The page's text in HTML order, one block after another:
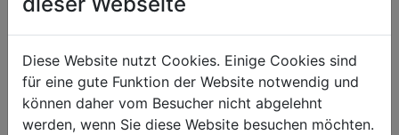
AUFNAHMEDORN - RED.HÜLSEN
Diese Website nutzt Cookies. Einige Cookies sind
für eine gute Funktion der Website notwendig und
können daher vom Besucher nicht abgelehnt
werden, wenn Sie diese Website besuchen möchten.